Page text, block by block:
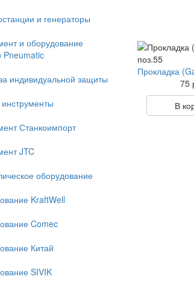
и генераторы
и оборудование
Pneumatic
индивидуальной защиты
Станкоимпорт
JTC
оборудование
KraftWell
Comec
Китай
SIVIK
Прокладка
75
В